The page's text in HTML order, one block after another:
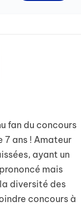
fan du concours
7 ans ! Amateur
ayant un
mais
diversité des
concours à